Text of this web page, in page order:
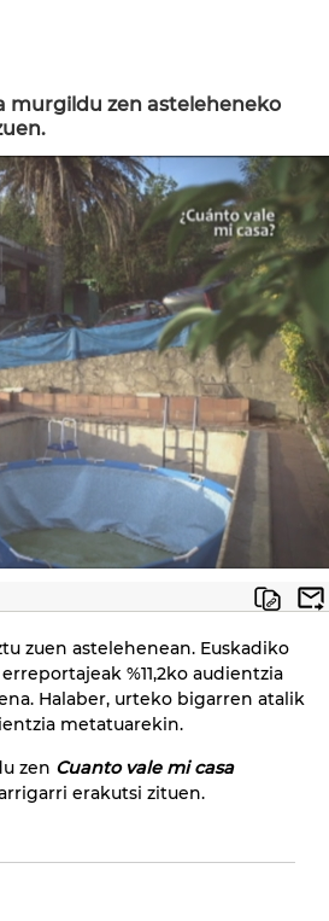
murgildu zen asteleheneko
zuen astelehenean. Euskadiko
%11,2ko audientzia
Halaber, urteko bigarren atalik
metatuarekin.
zen Cuanto vale mi casa
erakutsi zituen.